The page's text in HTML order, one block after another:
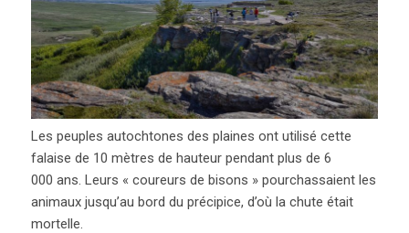
Les peuples autochtones des plaines ont utilisé cette
falaise de 10 mètres de hauteur pendant plus de 6
000 ans. Leurs « coureurs de bisons » pourchassaient les
animaux jusqu’au bord du précipice, d’où la chute était
mortelle.